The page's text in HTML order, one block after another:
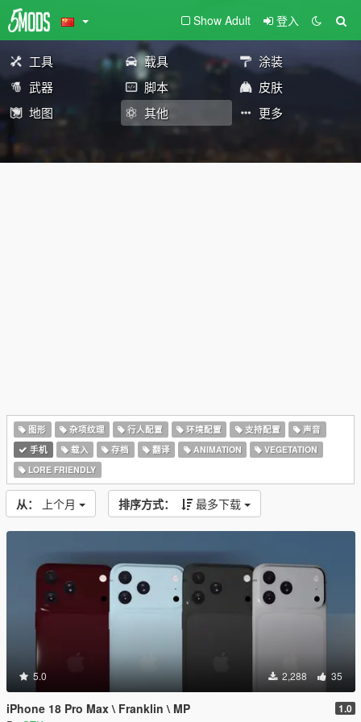
Show Adult 登入
工具 载具
涂装
武器
脚本
皮肤
地图
其他 更多
图形 杂项纹理 行人配置 环境配置 支持配置
声音
手机
载入 存档 翻译 ANIMATION
VEGETATION
LORE FRIENDLY
从： 上个月 排序方式： 最多下载
5.0 2,288 35
iPhone 18 Pro Max \ Franklin \ MP 1.0